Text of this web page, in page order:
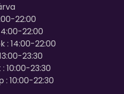
22:00
22:00
: 14:00-22:00
23:30
10:00-23:30
: 10:00-22:30